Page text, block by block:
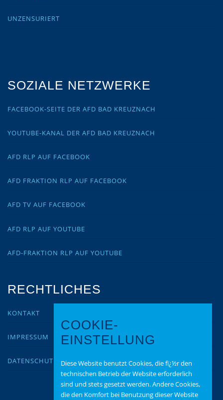
UNZENSURIERT
SOZIALE NETZWERKE
FACEBOOK-SEITE DER AFD BAD KREUZNACH
YOUTUBE-KANAL DER AFD BAD KREUZNACH
AFD RLP AUF FACEBOOK
AFD FRAKTION RLP AUF FACEBOOK
AFD TV AUF FACEBOOK
AFD RLP AUF YOUTUBE
AFD-FRAKTION RLP AUF YOUTUBE
RECHTLICHES
KONTAKT
IMPRESSUM
DATENSCHUTZ
COOKIE-
EINSTELLUNG
Diese Website benutzt Cookies, die fï¿½r den
technischen Betrieb der Website erforderlich
sind und stets gesetzt werden. Andere Cookies,
die den Komfort bei Benutzung dieser Website